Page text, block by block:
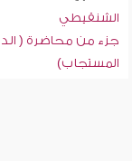
الشنقيطي
جزء من محاضرة (
المستجاب)